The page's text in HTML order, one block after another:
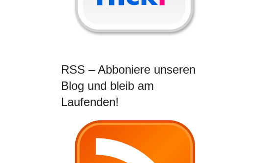
RSS – Abboniere unseren
Blog und bleib am
Laufenden!